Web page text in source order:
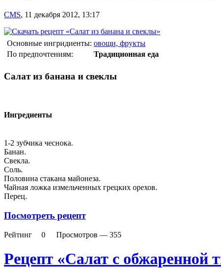
CMS, 11 декабря 2012, 13:17
Основные ингридиенты: овощи, фрукты
По предпочтениям:
Традиционная еда
Салат из банана и свеклы
Ингредиенты
1-2 зубчика чеснока.
Банан.
Свекла.
Соль.
Половина стакана майонеза.
Чайная ложка измельченных грецких орехов.
Перец.
Посмотреть рецепт
Рейтинг 0 Просмотров — 355
Рецепт «Салат с